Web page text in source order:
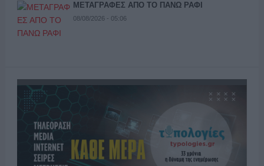
ΜΕΤΑΓΡΑΦΕΣ ΑΠΟ ΤΟ ΠΑΝΩ ΡΑΦΙ
08/08/2026 - 05:06